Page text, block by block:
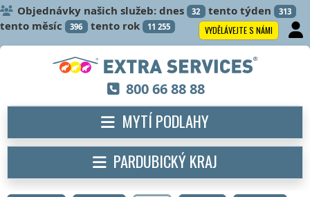
Objednávky našich služeb: dnes 32 tento týden 313
tento měsíc 396 tento rok 11 255 VYDĚLÁVEJTE S NÁMI
800 66 88 88
MYTÍ PODLAHY
PARDUBICKÝ KRAJ